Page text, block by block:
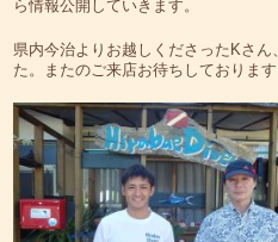
ら情報公開していきます。
県内今治よりお越しくださったKさ
た。またのご来店お待ちしております